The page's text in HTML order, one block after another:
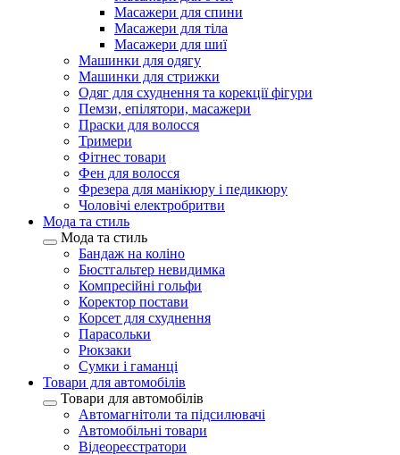
Масажери для спини
Масажери для тіла
Масажери для шиї
Машинки для одягу
Машинки для стрижки
Одяг для схуднення та корекції фігури
Пемзи, епілятори, масажери
Праски для волосся
Тримери
Фітнес товари
Фен для волосся
Фрезера для манікюру і педикюру
Чоловічі електробритви
Мода та стиль
Мода та стиль
Бандаж на коліно
Бюстгальтер невидимка
Компресійні гольфи
Коректор постави
Корсет для схуднення
Парасольки
Рюкзаки
Сумки і гаманці
Товари для автомобілів
Товари для автомобілів
Автомагнітоли та підсилювачі
Автомобільні товари
Відеореєстратори